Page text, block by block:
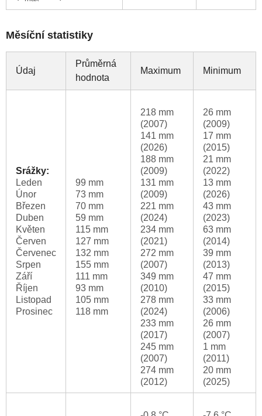
Měsíční statistiky
Údaj
Průměrná
hodnota
Maximum Minimum
Srážky:
Leden
Únor
Březen
Duben
Květen
Červen
Červenec
Srpen
Září
Říjen
Listopad
Prosinec
99 mm
73 mm
70 mm
59 mm
115 mm
127 mm
132 mm
155 mm
111 mm
93 mm
105 mm
118 mm
218 mm
(2007)
141 mm
(2026)
188 mm
(2009)
131 mm
(2009)
221 mm
(2024)
234 mm
(2021)
272 mm
(2007)
349 mm
(2010)
278 mm
(2024)
233 mm
(2017)
245 mm
(2007)
274 mm
(2012)
26 mm
(2009)
17 mm
(2015)
21 mm
(2022)
13 mm
(2026)
43 mm
(2023)
63 mm
(2014)
39 mm
(2013)
47 mm
(2015)
33 mm
(2006)
26 mm
(2007)
1 mm
(2011)
20 mm
(2025)